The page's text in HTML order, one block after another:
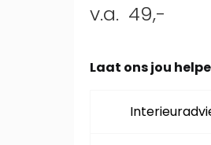
v.a. 49,-
Laat ons jou